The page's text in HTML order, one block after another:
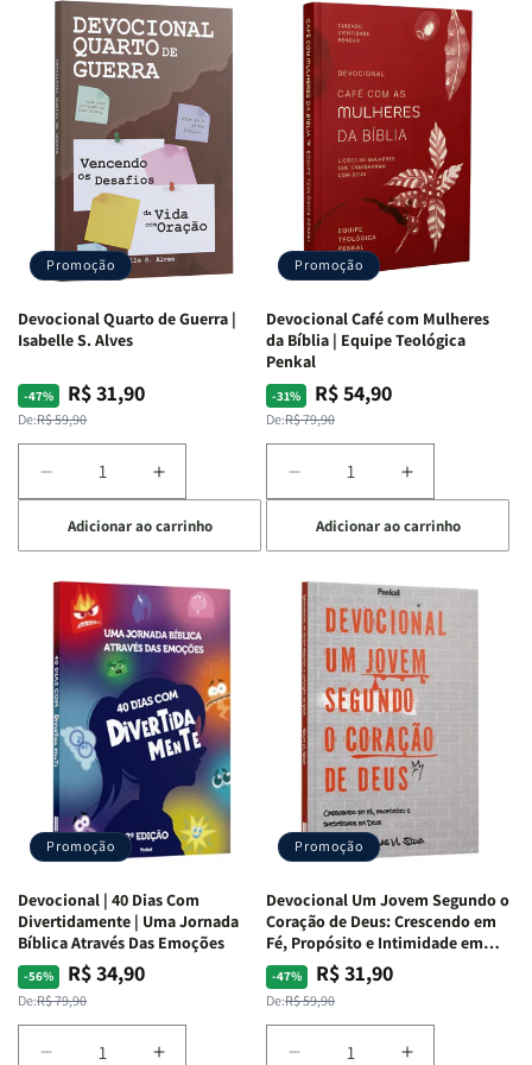
Promoção
Devocional Quarto de Guerra |
Isabelle S. Alves
-47%
Preço
normal
De:R$ 59,90
Preço
promocional
R$ 31,90
Diminuir
a
quantidade
de
Devocional
Quarto
de
Guerra
Isabelle
S.
Alves
Aumentar
a
quantidade
de
Devocional
Quarto
de
Guerra
|
Isabelle
S.
Alves
Adicionar ao carrinho
Promoção
Devocional Café com Mulheres
da Bíblia | Equipe Teológica
Penkal
-31%
Preço
normal
De:R$ 79,90
Preço
promocional
R$ 54,90
Diminuir
a
quantidade
de
Devocional
Café
com
Mulheres
da
Bíblia
Equipe
Teológica
Penkal
Aumentar
a
quantidade
de
Devocional
Café
com
Mulheres
da
Bíblia
|
Equipe
Teológica
Penkal
Adicionar ao carrinho
Promoção
Devocional | 40 Dias Com
Divertidamente | Uma Jornada
Bíblica Através Das Emoções
-56%
Preço
normal
De:R$ 79,90
Preço
promocional
R$ 34,90
Promoção
Devocional Um Jovem Segundo o
Coração de Deus: Crescendo em
Fé, Propósito e Intimidade em
Deus
-47%
Preço
normal
De:R$ 59,90
Preço
promocional
R$ 31,90